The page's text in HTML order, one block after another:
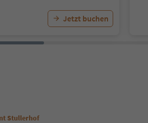
Jetzt buchen
Stullerhof